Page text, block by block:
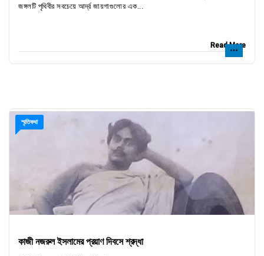
জঙ্গলটি পৃথিবীর সবচেয়ে আর্দ্র জায়গাগুলোর এক...
Read More
স্মৃতিকথা
কাজী নজরুল ইসলামের প্রয়াণ দিবসে শ্রদ্ধা